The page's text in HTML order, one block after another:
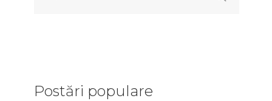
Postări populare